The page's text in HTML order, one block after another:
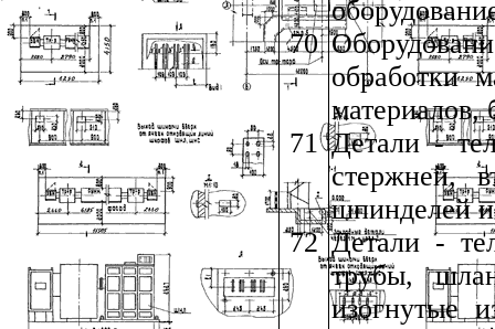
70
обработки
материалов,
71 Детали -
стержней,
шпинделей
72 Детали -
трубы,
изогнутые